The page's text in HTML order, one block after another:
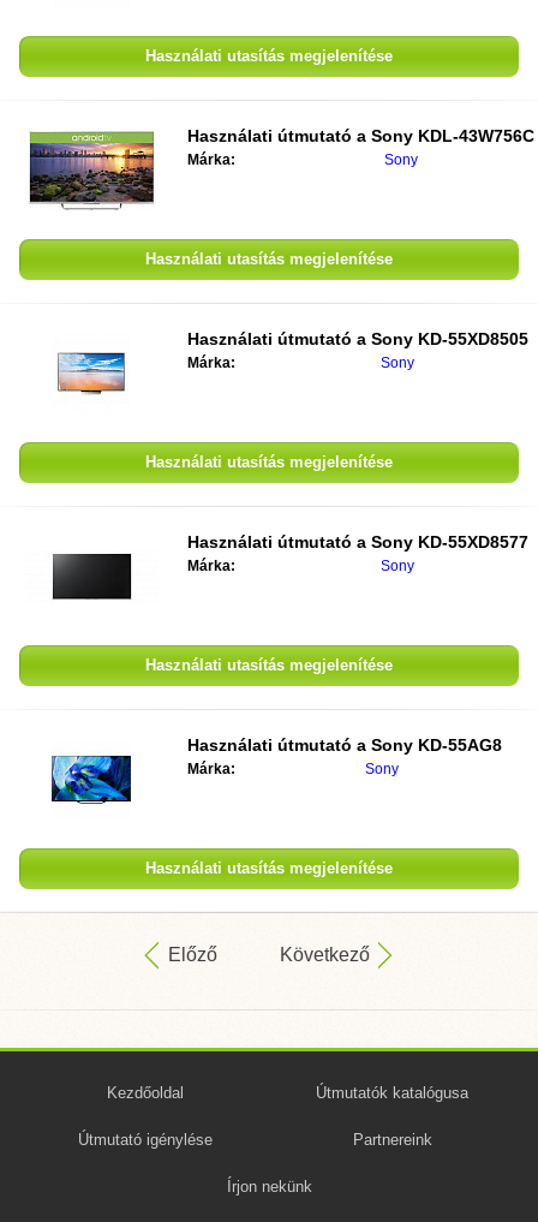
Használati utasítás megjelenítése
Használati útmutató a Sony KDL-43W756C
Márka: Sony
Használati utasítás megjelenítése
Használati útmutató a Sony KD-55XD8505
Márka: Sony
Használati utasítás megjelenítése
Használati útmutató a Sony KD-55XD8577
Márka: Sony
Használati utasítás megjelenítése
Használati útmutató a Sony KD-55AG8
Márka: Sony
Használati utasítás megjelenítése
Előző Következő
Kezdőoldal Útmutatók katalógusa
Útmutató igénylése Partnereink
Írjon nekünk